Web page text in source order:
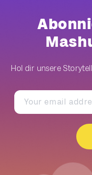
Hol dir unsere